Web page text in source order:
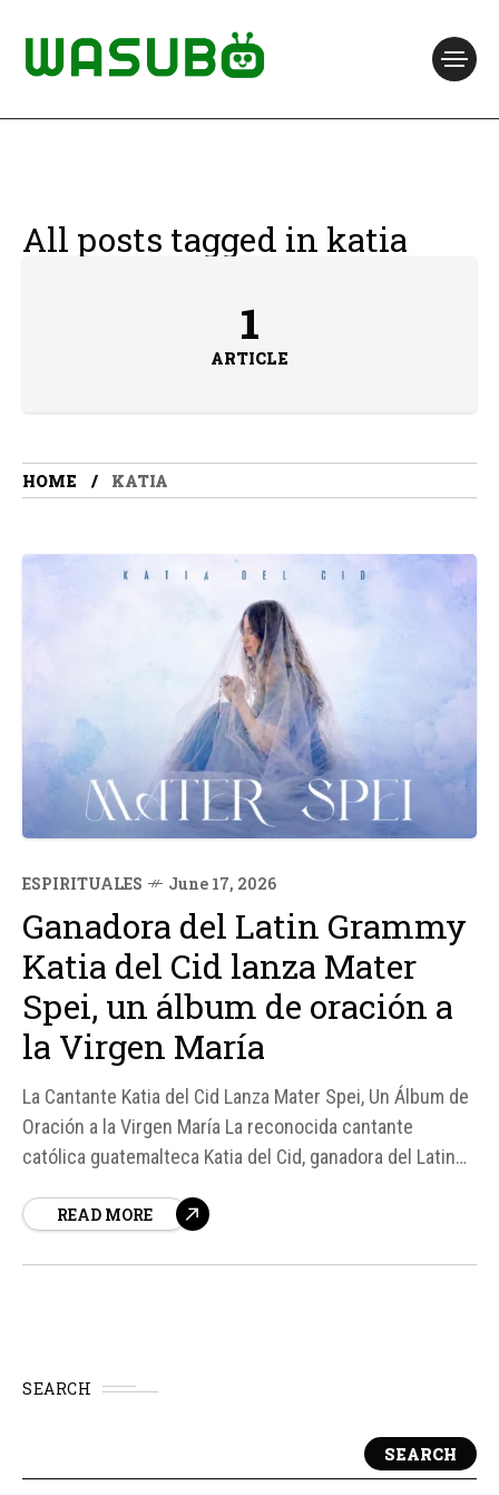
All posts tagged in katia
1
ARTICLE
HOME KATIA
ESPIRITUALES June 17, 2026
Ganadora del Latin Grammy
Katia del Cid lanza Mater
Spei, un álbum de oración a
la Virgen María
La Cantante Katia del Cid Lanza Mater Spei, Un Álbum de
Oración a la Virgen María La reconocida cantante
católica guatemalteca Katia del Cid, ganadora del Latin
(Madre de la Esperanza), dedicado a la Virgen María.
READ MORE
SEARCH
SEARCH